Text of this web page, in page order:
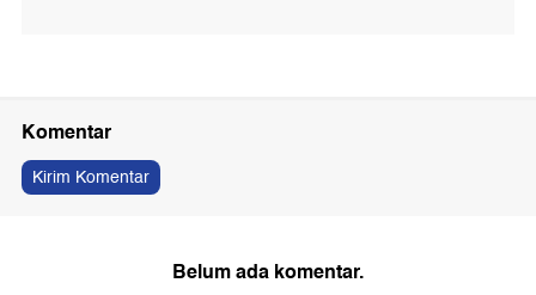
Komentar
Kirim Komentar
Belum ada komentar.